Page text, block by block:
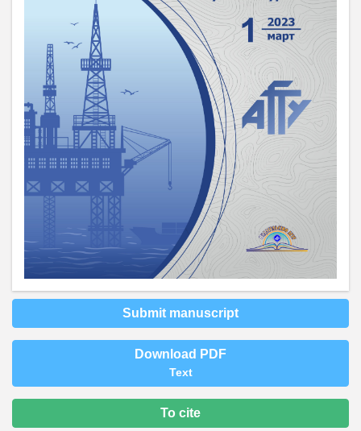
Submit manuscript
Download PDF
Text
To cite